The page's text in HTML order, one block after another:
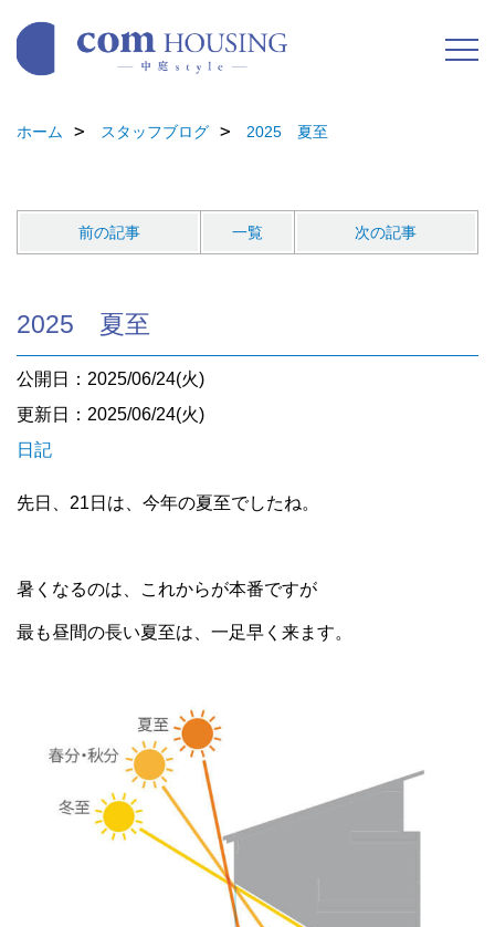
ホーム スタッフブログ 2025 夏至
前の記事 一覧 次の記事
2025 夏至
公開日：2025/06/24(火)
更新日：2025/06/24(火)
日記
先日、21日は、今年の夏至でしたね。
暑くなるのは、これからが本番ですが
最も昼間の長い夏至は、一足早く来ます。